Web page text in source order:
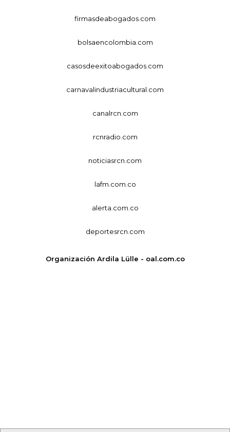
firmasdeabogados.com
bolsaencolombia.com
casosdeexitoabogados.com
carnavalindustriacultural.com
canalrcn.com
rcnradio.com
noticiasrcn.com
lafm.com.co
alerta.com.co
deportesrcn.com
Organización Ardila Lülle - oal.com.co